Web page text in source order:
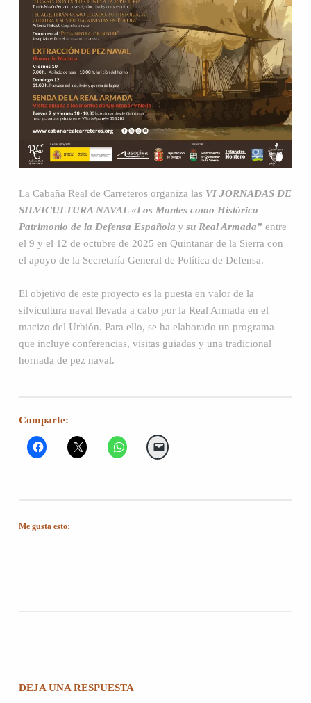
La Cabaña Real de Carreteros organiza las VI JORNADAS DE
SILVICULTURA NAVAL «Los Montes como Histórico
Patrimonio de la Defensa Española y su Real Armada” entre
el 9 y el 12 de octubre de 2025 en Quintanar de la Sierra con
el apoyo de la Secretaría General de Política de Defensa.
El objetivo de este proyecto es la puesta en valor de la
silvicultura naval llevada a cabo por la Real Armada en el
macizo del Urbión. Para ello, se ha elaborado un programa
que incluye conferencias, visitas guiadas y una tradicional
hornada de pez naval.
Comparte:
Me gusta esto:
DEJA UNA RESPUESTA